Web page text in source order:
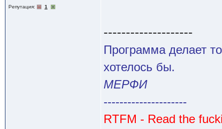
Репутация: 1
--------------------
Программа делает
хотелось бы.
МЕРФИ
---------------------
RTFM - Read the